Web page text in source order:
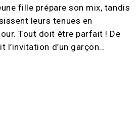
fille prépare son mix, tandis
leurs tenues en
Tout doit être parfait ! De
l’invitation d’un garçon…